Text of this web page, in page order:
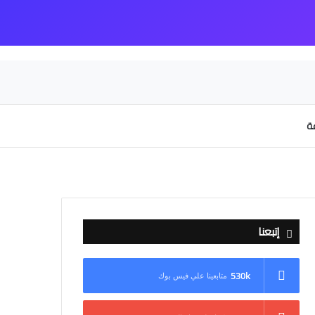
إتبعنا
530k متابعينا علي فيس بوك